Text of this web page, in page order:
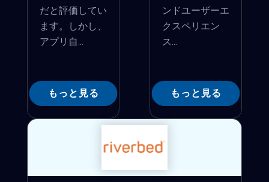
だと評価してい
ます。しかし、
アプリ自...
もっと見る
ンドユーザーエ
クスペリエン
ス...
もっと見る